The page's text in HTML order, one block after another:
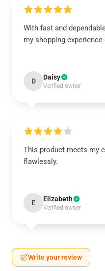
With fast and
my shopping experience
D Daisy
Verified owner
This product meets my
flawlessly.
E Elizabeth
Verified owner
Write your review